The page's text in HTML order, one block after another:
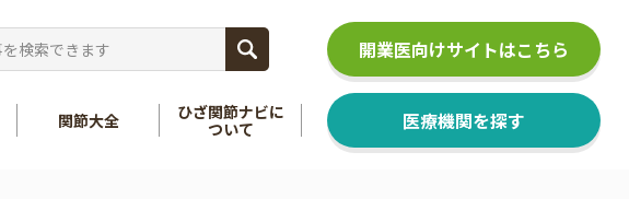
関節大全
ひざ関節ナビに
ついて
医療機関を探す
開業医向けサイトはこちら